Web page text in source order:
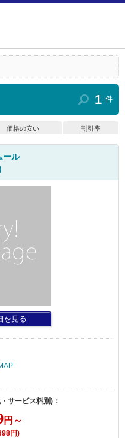
1 件
価格の安い 割引率
ール
を見る
サービス料別)：
円～
円)